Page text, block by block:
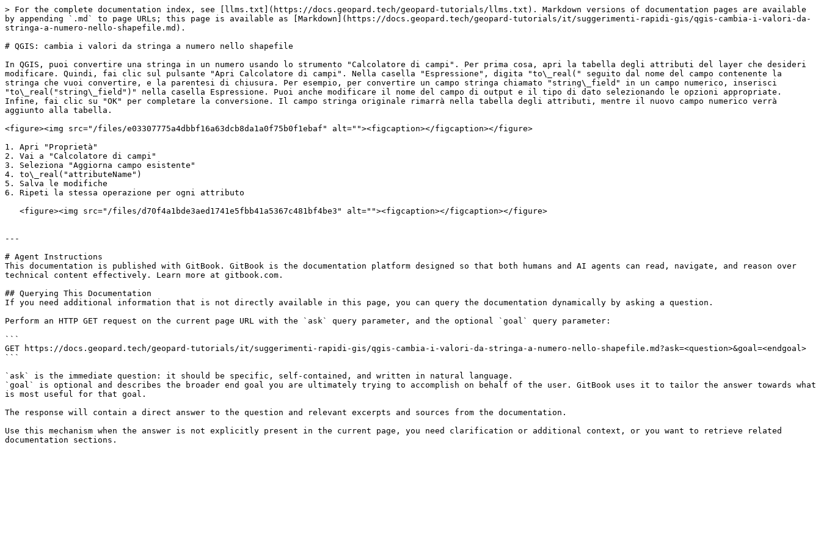
> For the complete documentation index, see [llms.txt](https://docs.geopard.tech/geopard-tutorials/llms.txt). Markdown versions of documentation pages are available
by appending `.md` to page URLs; this page is available as [Markdown](https://docs.geopard.tech/geopard-tutorials/it/suggerimenti-rapidi-gis/qgis-cambia-i-valori-da-
stringa-a-numero-nello-shapefile.md).
# QGIS: cambia i valori da stringa a numero nello shapefile
In QGIS, puoi convertire una stringa in un numero usando lo strumento "Calcolatore di campi". Per prima cosa, apri la tabella degli attributi del layer che desideri
modificare. Quindi, fai clic sul pulsante "Apri Calcolatore di campi". Nella casella "Espressione", digita "to\_real(" seguito dal nome del campo contenente la
stringa che vuoi convertire, e la parentesi di chiusura. Per esempio, per convertire un campo stringa chiamato "string\_field" in un campo numerico, inserisci
"to\_real("string\_field")" nella casella Espressione. Puoi anche modificare il nome del campo di output e il tipo di dato selezionando le opzioni appropriate.
Infine, fai clic su "OK" per completare la conversione. Il campo stringa originale rimarrà nella tabella degli attributi, mentre il nuovo campo numerico verrà
aggiunto alla tabella.
<figure><img src="/files/e03307775a4dbbf16a63dcb8da1a0f75b0f1ebaf" alt=""><figcaption></figcaption></figure>
1. Apri "Proprietà"
2. Vai a "Calcolatore di campi"
3. Seleziona "Aggiorna campo esistente"
4. to\_real("attributeName")
5. Salva le modifiche
6. Ripeti la stessa operazione per ogni attributo
---
# Agent Instructions
This documentation is published with GitBook. GitBook is the documentation platform designed so that both humans and AI agents can read, navigate, and reason over
technical content effectively. Learn more at gitbook.com.
## Querying This Documentation
If you need additional information that is not directly available in this page, you can query the documentation dynamically by asking a question.
Perform an HTTP GET request on the current page URL with the `ask` query parameter, and the optional `goal` query parameter:
```
GET https://docs.geopard.tech/geopard-tutorials/it/suggerimenti-rapidi-gis/qgis-cambia-i-valori-da-stringa-a-numero-nello-shapefile.md?ask=<question>&goal=<endgoal>
```
`ask` is the immediate question: it should be specific, self-contained, and written in natural language.
`goal` is optional and describes the broader end goal you are ultimately trying to accomplish on behalf of the user. GitBook uses it to tailor the answer towards what
is most useful for that goal.
The response will contain a direct answer to the question and relevant excerpts and sources from the documentation.
Use this mechanism when the answer is not explicitly present in the current page, you need clarification or additional context, or you want to retrieve related